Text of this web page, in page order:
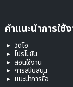
คำแนะนำการใช้
วิดีโอ
โปรโมชัน
สอนใช้งาน
การสนับสนุน
แนะนำการซื้อ